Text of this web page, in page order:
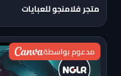
متجر فلامنجو للعبايات
مدعوم بواسطة